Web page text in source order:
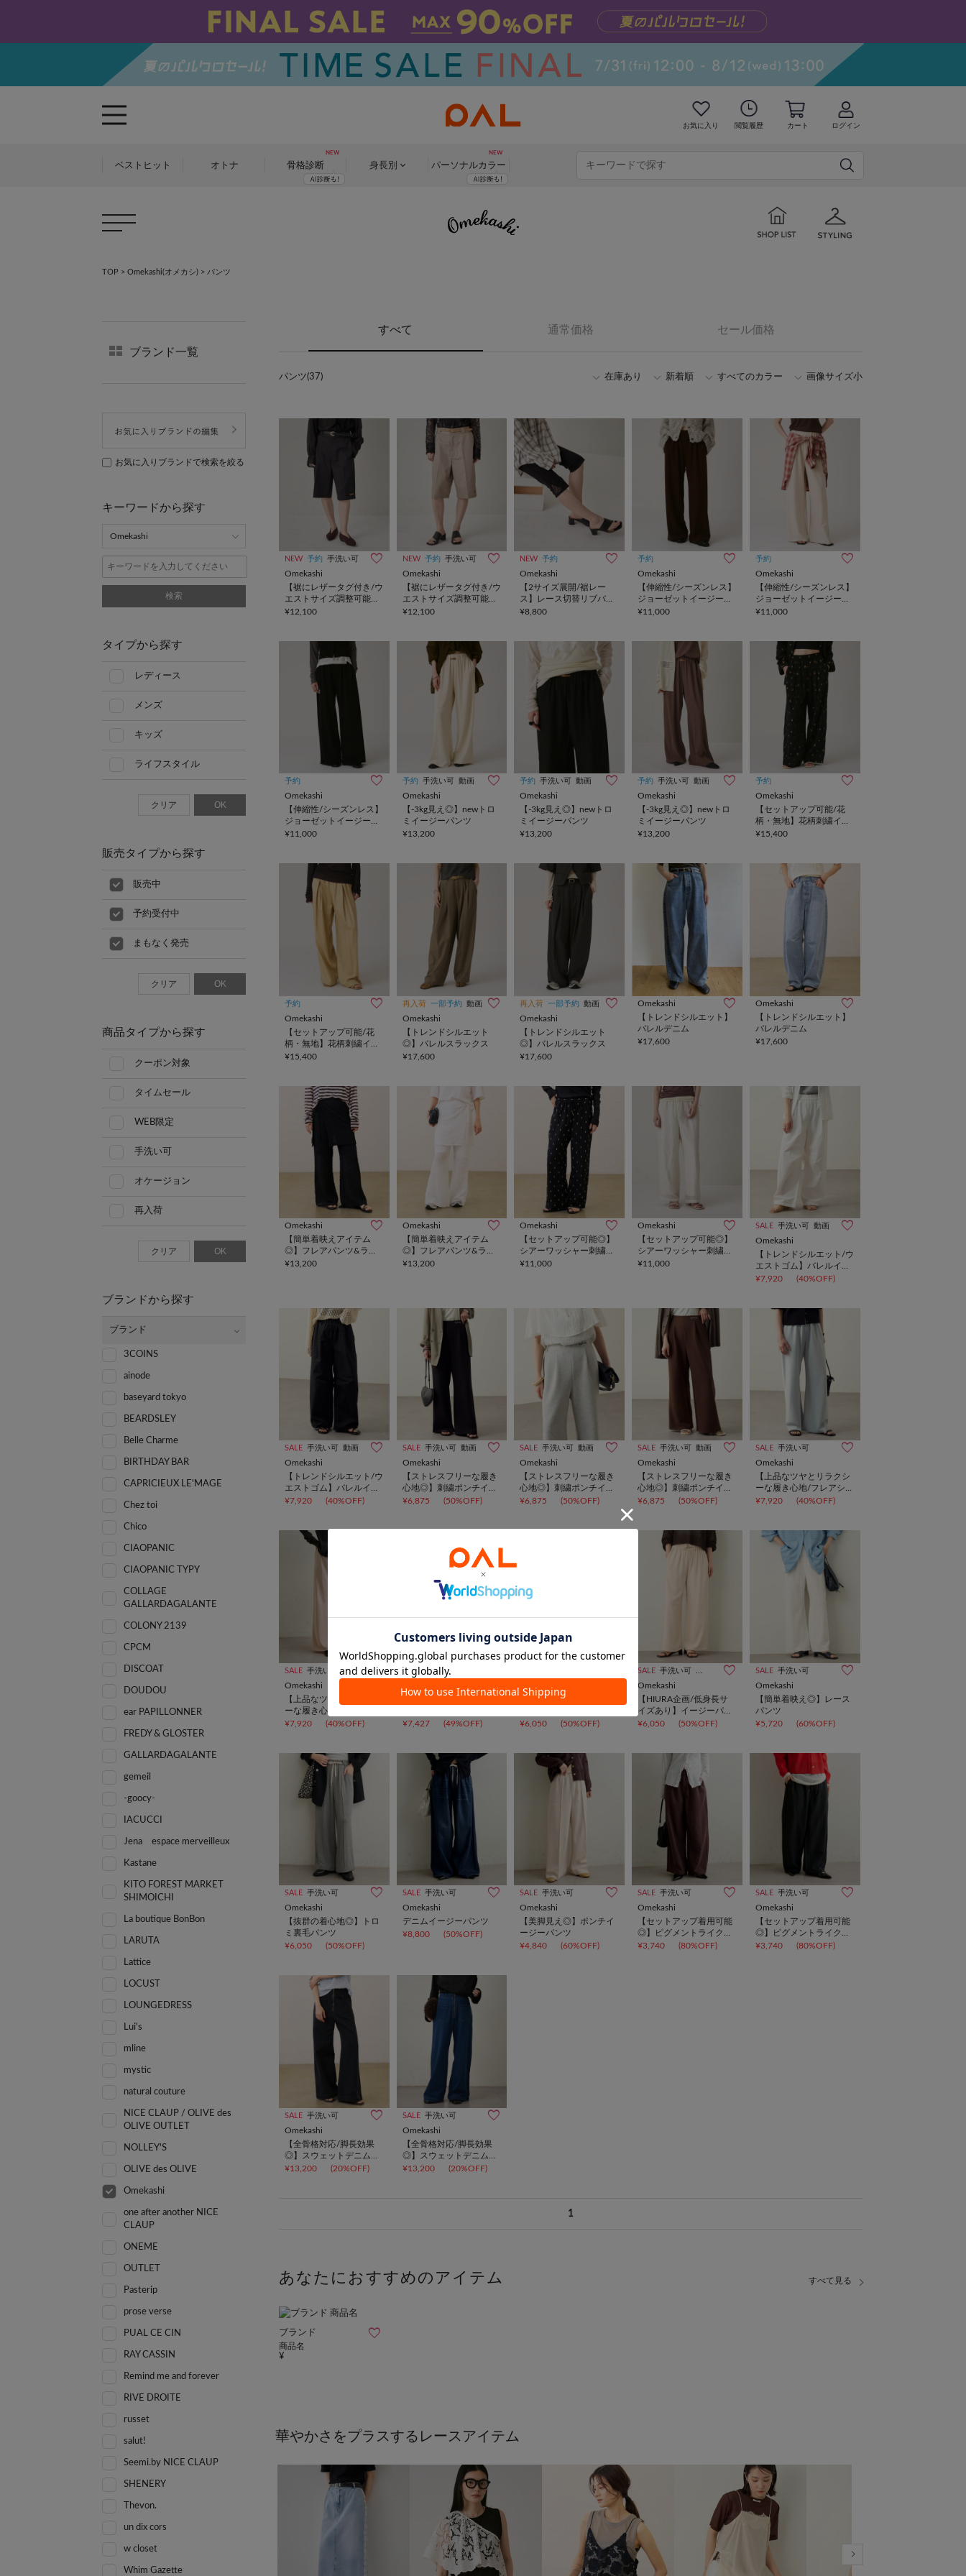
お気に入り 閲覧履歴 カート ログイン
ベストヒット オトナ 骨格診断 身長別 パーソナルカラー
TOP > Omekashi(オメカシ) > パンツ
すべて 通常価格 セール価格
パンツ(37) 在庫あり 新着順 すべてのカラー 画像サイズ小
NEW 予約 手洗い可
Omekashi
【裾にレザータグ付き/ウ
エストサイズ調整可能】
チノハーフパンツ
¥12,100
NEW 予約 手洗い可
Omekashi
【裾にレザータグ付き/ウ
エストサイズ調整可能】
チノハーフパンツ
¥12,100
NEW 予約
Omekashi
【2サイズ展開/裾レー
ス】レース切替リブバイ
カーパンツ
¥8,800
予約
Omekashi
【伸縮性/シーズンレス】
ジョーゼットイージーパ
ンツ
¥11,000
予約
Omekashi
【伸縮性/シーズンレス】
ジョーゼットイージーパ
ンツ
¥11,000
予約
Omekashi
【伸縮性/シーズンレス】
ジョーゼットイージーパ
ンツ
¥11,000
予約 手洗い可 動画
Omekashi
【-3kg見え◎】newトロ
ミイージーパンツ
¥13,200
予約 手洗い可 動画
Omekashi
【-3kg見え◎】newトロ
ミイージーパンツ
¥13,200
予約 手洗い可 動画
Omekashi
【-3kg見え◎】newトロ
ミイージーパンツ
¥13,200
予約
Omekashi
【セットアップ可能/花
柄・無地】花柄刺繍イー
ジーパンツ
¥15,400
予約
Omekashi
【セットアップ可能/花
柄・無地】花柄刺繍イー
ジーパンツ
¥15,400
再入荷 一部予約 動画
Omekashi
【トレンドシルエット
◎】バレルスラックス
¥17,600
再入荷 一部予約 動画
Omekashi
【トレンドシルエット
◎】バレルスラックス
¥17,600
Omekashi
【トレンドシルエット】
バレルデニム
¥17,600
Omekashi
【トレンドシルエット】
バレルデニム
¥17,600
Omekashi
【簡単着映えアイテム
◎】フレアパンツ&ラッ
プスカートSET
¥13,200
Omekashi
【簡単着映えアイテム
◎】フレアパンツ&ラッ
プスカートSET
¥13,200
Omekashi
【セットアップ可能◎】
シアーワッシャー刺繍イ
ージーパンツ
¥11,000
Omekashi
【セットアップ可能◎】
シアーワッシャー刺繍イ
ージーパンツ
¥11,000
SALE 手洗い可 動画
Omekashi
【トレンドシルエット/ウ
エストゴム】バレルイー
ジーパンツ
¥7,920 (40%OFF)
SALE 手洗い可 動画
Omekashi
【トレンドシルエット/ウ
エストゴム】バレルイー
ジーパンツ
¥7,920 (40%OFF)
SALE 手洗い可 動画
Omekashi
【ストレスフリーな履き
心地◎】刺繍ポンチイー
ジーパンツ
¥6,875 (50%OFF)
SALE 手洗い可 動画
Omekashi
【ストレスフリーな履き
心地◎】刺繍ポンチイー
ジーパンツ
¥6,875 (50%OFF)
SALE 手洗い可 動画
Omekashi
【ストレスフリーな履き
心地◎】刺繍ポンチイー
ジーパンツ
¥6,875 (50%OFF)
SALE 手洗い可
Omekashi
【上品なツヤとリラクシ
ーな履き心地/フレアシル
エット】サテンバイアス
¥7,920 (40%OFF)
SALE 手洗い可
Omekashi
【上品なツヤとリラクシ
ーな履き心地/フレアシル
エット】サテンバイアス
¥7,920 (40%OFF)
SALE 手洗い可
カート
¥7,427 (49%OFF)
インフルエンサー企画
【HIURA企画/低身長サ
ツ
¥6,050 (50%OFF)
SALE 手洗い可 インフルエンサー企画
Omekashi
【HIURA企画/低身長サ
イズあり】イージーパン
ツ
¥6,050 (50%OFF)
SALE 手洗い可
Omekashi
【簡単着映え◎】レース
パンツ
¥5,720
(60%OFF)
SALE 手洗い可
Omekashi
【抜群の着心地◎】トロ
ミ裏毛パンツ
¥6,050
(50%OFF)
SALE 手洗い可
Omekashi
デニムイージーパンツ
¥8,800
(50%OFF)
SALE 手洗い可
Omekashi
【美脚見え◎】ポンチイ
ージーパンツ
¥4,840
(60%OFF)
SALE 手洗い可
Omekashi
【セットアップ着用可能
◎】ピグメントライクイ
ージーパンツ
¥3,740 (80%OFF)
SALE 手洗い可
Omekashi
【セットアップ着用可能
◎】ピグメントライクイ
ージーパンツ
¥3,740 (80%OFF)
SALE 手洗い可
Omekashi
【全骨格対応/脚長効果
◎】スウェットデニムフ
レアパンツ
¥13,200 (20%OFF)
SALE 手洗い可
Omekashi
【全骨格対応/脚長効果
◎】スウェットデニムフ
レアパンツ
¥13,200 (20%OFF)
1
あなたにおすすめのアイテム
ブランド
商品名
華やかさをプラスするレースアイテム
ブランド一覧
お気に入りブランドで検索を絞る
キーワードから探す
検索
タイプから探す
レディース
メンズ
キッズ
ライフスタイル
クリア OK
販売タイプから探す
販売中
予約受付中
まもなく発売
クリア OK
商品タイプから探す
クーポン対象
タイムセール
WEB限定
手洗い可
オケージョン
再入荷
クリア OK
ブランドから探す
ブランド
3COINS
ainode
baseyard tokyo
BEARDSLEY
Belle Charme
BIRTHDAY BAR
CAPRICIEUX LE'MAGE
Chez toi
Chico
CIAOPANIC
CIAOPANIC TYPY
COLLAGE
GALLARDAGALANTE
COLONY 2139
CPCM
DISCOAT
DOUDOU
ear PAPILLONNER
FREDY & GLOSTER
GALLARDAGALANTE
gemeil
-goocy-
IACUCCI
Jena espace merveilleux
Kastane
KITO FOREST MARKET
SHIMOICHI
La boutique BonBon
LARUTA
Lattice
LOCUST
LOUNGEDRESS
Lui's
mline
mystic
natural couture
NICE CLAUP / OLIVE des
OLIVE OUTLET
NOLLEY'S
OLIVE des OLIVE
Omekashi
one after another NICE
CLAUP
ONEME
OUTLET
Pasterip
prose verse
PUAL CE CIN
RAY CASSIN
Remind me and forever
RIVE DROITE
russet
salut!
Seemi.by NICE CLAUP
SHENERY
Thevon.
un dix cors
w closet
Whim Gazette